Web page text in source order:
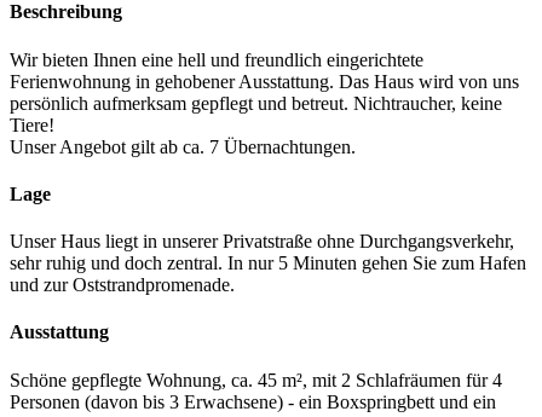
Beschreibung
Wir bieten Ihnen eine hell und freundlich eingerichtete
Ferienwohnung in gehobener Ausstattung. Das Haus wird von uns
persönlich aufmerksam gepflegt und betreut. Nichtraucher, keine
Tiere!
Unser Angebot gilt ab ca. 7 Übernachtungen.
Lage
Unser Haus liegt in unserer Privatstraße ohne Durchgangsverkehr,
sehr ruhig und doch zentral. In nur 5 Minuten gehen Sie zum Hafen
und zur Oststrandpromenade.
Ausstattung
Schöne gepflegte Wohnung, ca. 45 m², mit 2 Schlafräumen für 4
Personen (davon bis 3 Erwachsene) - ein Boxspringbett und ein